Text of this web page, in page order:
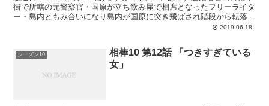
街で所轄の元警察官・国原が立ち飲み屋で相席となったフリーライタ
ー・島内ともみ合いになり島内が国原に突き飛ばされ階段から転落し
2019.06.18
シーズン10
相棒10 第12話 「つきすぎている
女」